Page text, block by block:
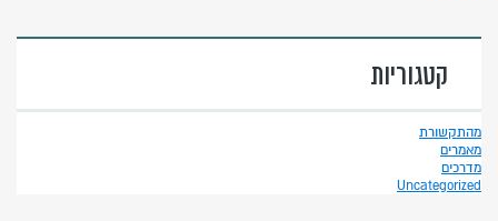
קטגוריות
מהתקשורת
מאמרים
מדרכים
Uncategorized